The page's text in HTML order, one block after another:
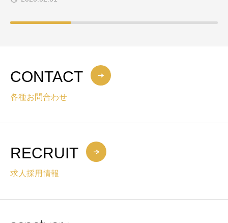
CONTACT
各種お問合わせ
RECRUIT
求人採用情報